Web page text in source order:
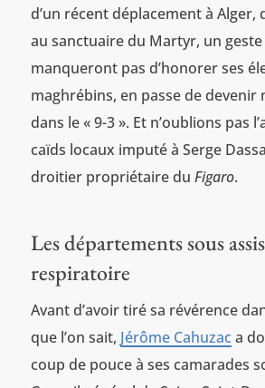
d’un récent déplacement à Alger,
au sanctuaire du Martyr, un
manqueront pas d’honorer ses
maghrébins, en passe de devenir
dans le « 9-3 ». Et n’oublions pas
caïds locaux imputé à Serge
droitier propriétaire du Figaro.
Les départements sous
respiratoire
Avant d’avoir tiré sa révérence
que l’on sait, Jérôme Cahuzac a
coup de pouce à ses camarades